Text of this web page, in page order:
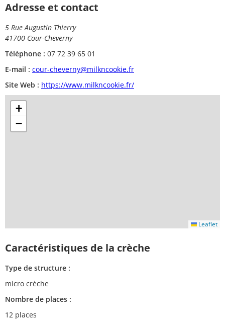
Adresse et contact
5 Rue Augustin Thierry
41700 Cour-Cheverny
Téléphone : 07 72 39 65 01
E-mail : cour-cheverny@milkncookie.fr
Site Web : https://www.milkncookie.fr/
+
−
Leaflet
Caractéristiques de la crèche
Type de structure :
micro crèche
Nombre de places :
12 places